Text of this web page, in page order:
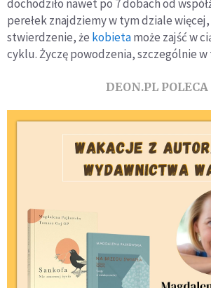
dochodziło nawet po 7 dobach od
perełek znajdziemy w tym dziale
stwierdzenie, że kobietamoże zajść w
cyklu. Życzę powodzenia, szczególnie
DEON.PL POLECA